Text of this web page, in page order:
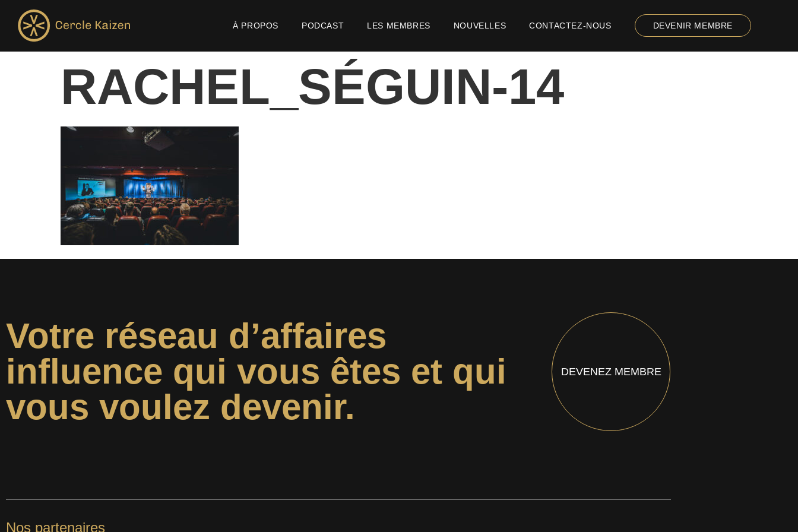
À PROPOS PODCAST LES MEMBRES NOUVELLES CONTACTEZ-NOUS DEVENIR MEMBRE
RACHEL_SÉGUIN-14
Votre réseau d’affaires
influence qui vous êtes et qui
vous voulez devenir.
DEVENEZ MEMBRE
Nos partenaires